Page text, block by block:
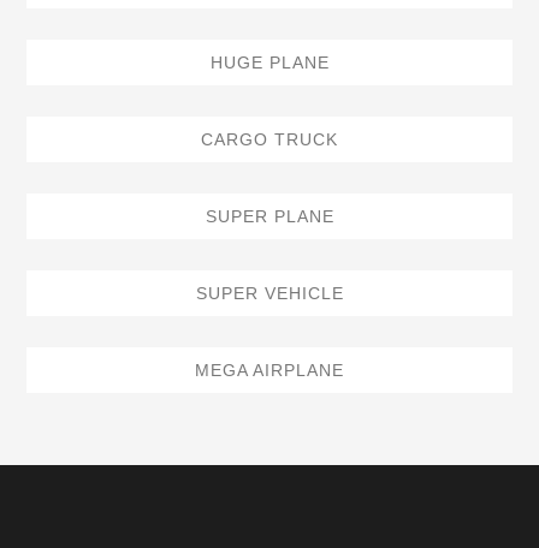
HUGE PLANE
CARGO TRUCK
SUPER PLANE
SUPER VEHICLE
MEGA AIRPLANE